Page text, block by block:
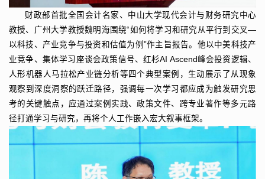
财政部首批全国会计名家、中山大学现代会计与财务研究中心
教授、广州大学教授魏明海围绕“如何将学习和研究从平行到交叉—
以科技、产业竞争与投资和估值为例”作主旨报告。他以中美科技产
业竞争、集体学习座谈会政策信号、红杉AI Ascend峰会投资逻辑、
人形机器人马拉松产业链分析等四个典型案例，生动展示了从现象
观察到深度洞察的跃迁路径，强调每一次学习都应成为触发研究思
考的关键触点，应通过案例实践、政策文件、跨专业著作等多元路
径打通学习与研究，再将个人工作嵌入宏大叙事框架。